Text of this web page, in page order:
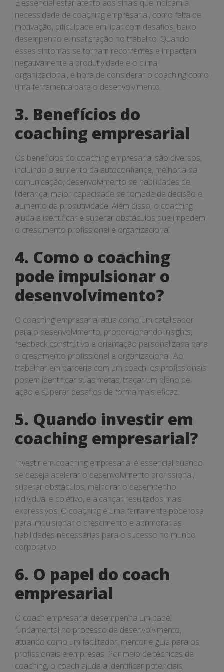
É essencial estar atento aos sinais que indicam a
necessidade de coaching empresarial, como falta de
motivação, dificuldade em lidar com desafios, baixo
desempenho e insatisfação no trabalho. Quando
esses sintomas se tornam recorrentes e impactam
negativamente a produtividade e o clima
organizacional, é hora de considerar o coaching como
uma ferramenta para o desenvolvimento.
3. Benefícios do
coaching empresarial
Os benefícios do coaching empresarial são diversos,
incluindo o aumento da autoconfiança, melhoria da
comunicação, desenvolvimento de habilidades de
liderança, maior capacidade de tomada de decisão e
aumento da produtividade. Além disso, o coaching
ajuda a identificar e superar obstáculos que impedem
o crescimento profissional e organizacional.
4. Como o coaching
pode impulsionar o
desenvolvimento?
O coaching empresarial atua como um catalisador
para o desenvolvimento, proporcionando insights,
feedback construtivo e orientação personalizada para
o crescimento profissional e organizacional. Ao
trabalhar em parceria com um coach, os profissionais
podem identificar suas metas, traçar um plano de
ação e superar desafios de forma mais eficaz.
5. Quando investir em
coaching empresarial?
Investir em coaching empresarial é essencial quando
se deseja acelerar o desenvolvimento profissional,
superar obstáculos, melhorar o desempenho
individual e coletivo, e alcançar resultados mais
expressivos. O coaching é uma ferramenta poderosa
para impulsionar o crescimento e aprimorar as
habilidades necessárias para o sucesso no mundo
corporativo.
6. O papel do coach
empresarial
O coach empresarial desempenha um papel
fundamental no processo de desenvolvimento,
atuando como um facilitador, mentor e guia para os
profissionais e empresas. Por meio de técnicas de
coaching, o coach ajuda a identificar potenciais,